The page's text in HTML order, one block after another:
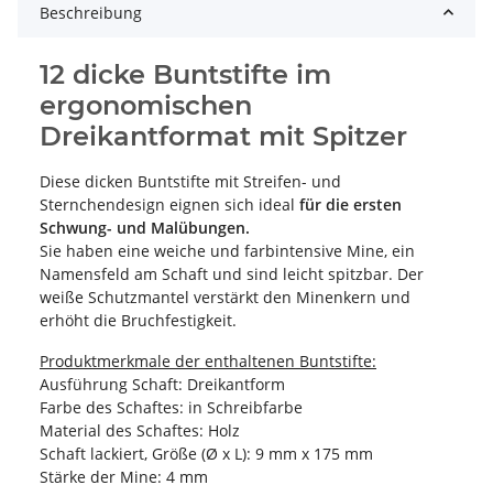
Beschreibung
12 dicke Buntstifte im
ergonomischen
Dreikantformat mit Spitzer
Diese dicken Buntstifte mit Streifen- und
Sternchendesign eignen sich ideal für die ersten
Schwung- und Malübungen.
Sie haben eine weiche und farbintensive Mine, ein
Namensfeld am Schaft und sind leicht spitzbar. Der
weiße Schutzmantel verstärkt den Minenkern und
erhöht die Bruchfestigkeit.
Produktmerkmale der enthaltenen Buntstifte:
Ausführung Schaft: Dreikantform
Farbe des Schaftes: in Schreibfarbe
Material des Schaftes: Holz
Schaft lackiert, Größe (Ø x L): 9 mm x 175 mm
Stärke der Mine: 4 mm